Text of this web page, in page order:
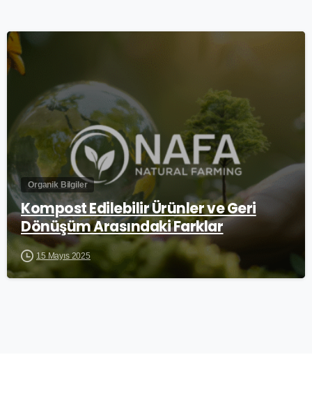
Organik Bilgiler
Kompost Edilebilir Ürünler ve Geri
Dönüşüm Arasındaki Farklar
15 Mayıs 2025